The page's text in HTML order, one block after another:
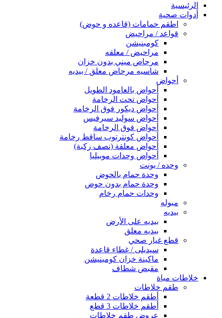
الرئيسية
أدوات صحية
اطقم حمامات (قاعده و حوض)
قواعد / مراحيض
كومبنيشن
مراحيض / معلقه
مرحاض ميني بدون خزان
شاسيه مرحاض معلق / بيديه
أحواض
أحواض بالعامود الطويل
أحواض تحت الرخامة
أحواض ديكور فوق الرخامة
أحواض سوليد سيرفيس
أحواض فوق الرخامة
أحواض كونترتوب ساقط رخامة
أحواض معلقة (نصف ركبة)
أحواض وحدات موبيليا
وحده / يونت
وحدة حمام بالحوض
وحدة حمام بدون حوض
وحدات حمام رخام
مبوله
بيديه
بيديه على الأرض
بيديه معلق
قطع غيار صحي
سيديلى / غطاء قاعدة
ماكينة خزان كومبنيشن
مقبض شطاف
خلاطات مياة
طقم خلاطات
أطقم خلاطات 2 قطعة
أطقم خلاطات 3 قطع
عروض طقم خلاطات